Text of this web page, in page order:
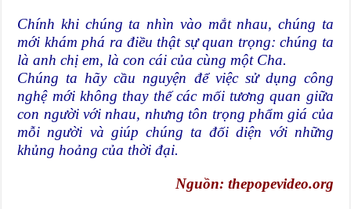
Chính khi chúng ta nhìn vào mắt nhau, chúng ta
mới khám phá ra điều thật sự quan trọng: chúng ta
là anh chị em, là con cái của cùng một Cha.
Chúng ta hãy cầu nguyện để việc sử dụng công
nghệ mới không thay thế các mối tương quan giữa
con người với nhau, nhưng tôn trọng phẩm giá của
mỗi người và giúp chúng ta đối diện với những
khủng hoảng của thời đại.
Nguồn: thepopevideo.org